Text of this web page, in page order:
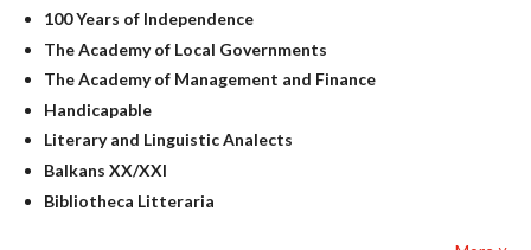
Linguistics
Judaica
Culture and art
Literary Studies
Mathematics
Pedagogy
Textbooks for foreigners
100 Years of Independence
The Academy of Local Governments
The Academy of Management and Finance
Handicapable
Literary and Linguistic Analects
Balkans XX/XXI
Bibliotheca Litteraria